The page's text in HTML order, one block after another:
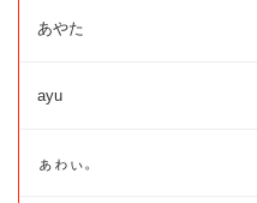
あやた
ayu
ぁゎぃ。